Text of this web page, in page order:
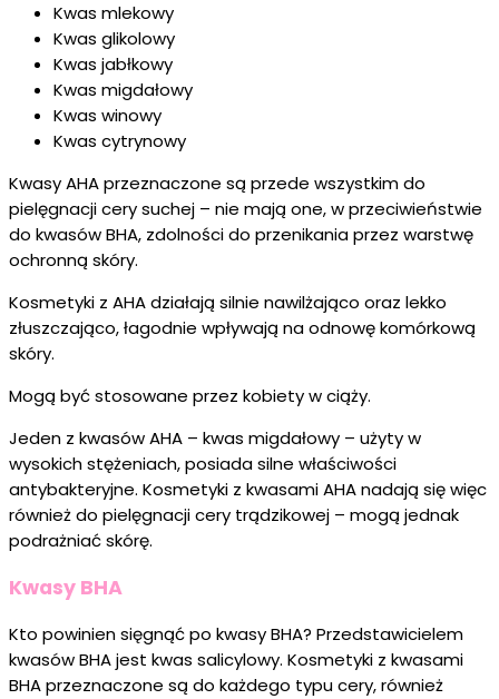
Kwas mlekowy
Kwas glikolowy
Kwas jabłkowy
Kwas migdałowy
Kwas winowy
Kwas cytrynowy
Kwasy AHA przeznaczone są przede wszystkim do
pielęgnacji cery suchej – nie mają one, w przeciwieństwie
do kwasów BHA, zdolności do przenikania przez warstwę
ochronną skóry.
Kosmetyki z AHA działają silnie nawilżająco oraz lekko
złuszczająco, łagodnie wpływają na odnowę komórkową
skóry.
Mogą być stosowane przez kobiety w ciąży.
Jeden z kwasów AHA – kwas migdałowy – użyty w
wysokich stężeniach, posiada silne właściwości
antybakteryjne. Kosmetyki z kwasami AHA nadają się więc
również do pielęgnacji cery trądzikowej – mogą jednak
podrażniać skórę.
Kwasy BHA
Kto powinien sięgnąć po kwasy BHA? Przedstawicielem
kwasów BHA jest kwas salicylowy. Kosmetyki z kwasami
BHA przeznaczone są do każdego typu cery, również